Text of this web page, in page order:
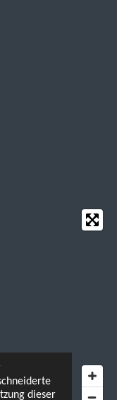
dieser